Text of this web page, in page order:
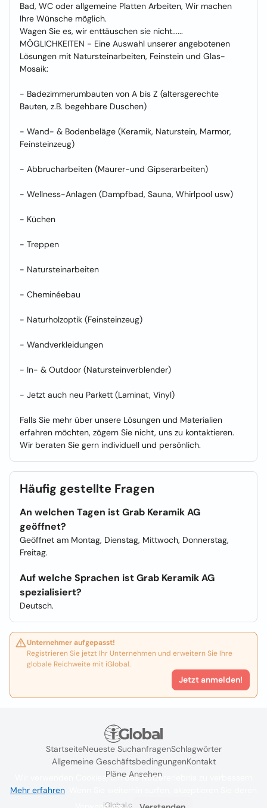
Bad, WC oder allgemeine Platten Arbeiten, Wir machen
Ihre Wünsche möglich.
Wagen Sie es, wir enttäuschen sie nicht......
MÖGLICHKEITEN - Eine Auswahl unserer angebotenen
Lösungen mit Natursteinarbeiten, Feinstein und Glas-
Mosaik:
- Badezimmerumbauten von A bis Z (altersgerechte
Bauten, z.B. begehbare Duschen)
- Wand- & Bodenbeläge (Keramik, Naturstein, Marmor,
Feinsteinzeug)
- Abbrucharbeiten (Maurer-und Gipserarbeiten)
- Wellness-Anlagen (Dampfbad, Sauna, Whirlpool usw)
- Küchen
- Treppen
- Natursteinarbeiten
- Cheminéebau
- Naturholzoptik (Feinsteinzeug)
- Wandverkleidungen
- In- & Outdoor (Natursteinverblender)
- Jetzt auch neu Parkett (Laminat, Vinyl)
Falls Sie mehr über unsere Lösungen und Materialien
erfahren möchten, zögern Sie nicht, uns zu kontaktieren.
Wir beraten Sie gern individuell und persönlich.
Häufig gestellte Fragen
An welchen Tagen ist Grab Keramik AG
geöffnet?
Geöffnet am Montag, Dienstag, Mittwoch, Donnerstag,
Freitag.
Auf welche Sprachen ist Grab Keramik AG
spezialisiert?
Deutsch.
Unternehmer aufgepasst!
Registrieren Sie jetzt Ihr Unternehmen und erweitern Sie Ihre
globale Reichweite mit iGlobal.
Jetzt anmelden!
StartseiteNeueste SuchanfragenSchlagwörter
Allgemeine GeschäftsbedingungenKontakt
Pläne Ansehen
iGlobal.co @ 2024
Wir verwenden Cookies, um das Nutzererlebnis zu verbessern
Mehr erfahren